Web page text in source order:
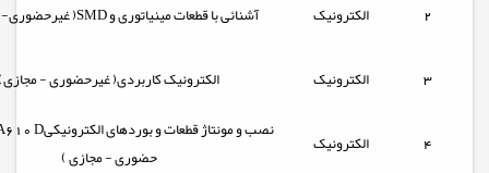
2 الکترونیک آشنائی با قطعات مینیاتوری و SMD( غیرحضوری- مجازی)
3 الکترونیک الکترونیک کاربردی( غیرحضوری -
4 الکترونیک
حضوری - مجازی )